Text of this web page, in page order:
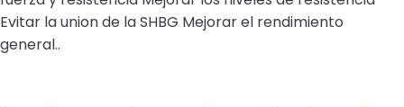
Evitar la union de la SHBG Mejorar el rendimiento
general..